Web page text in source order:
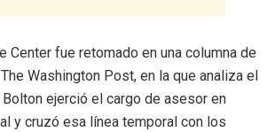
Center fue retomado en una columna de
Washington Post, en la que analiza el
ejerció el cargo de asesor en
y cruzó esa línea temporal con los